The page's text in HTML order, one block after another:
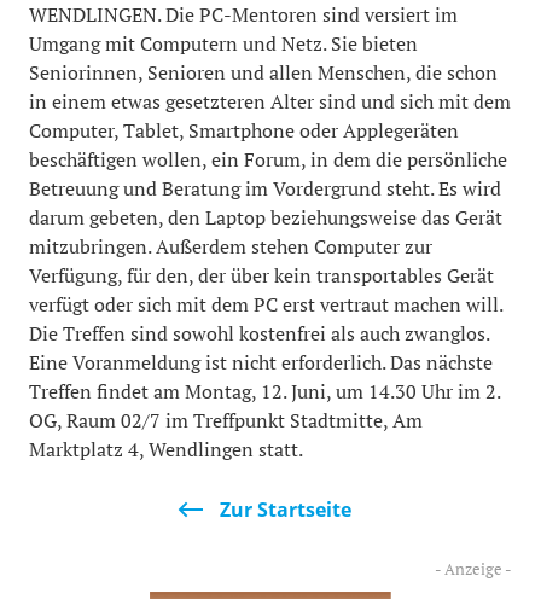
WENDLINGEN. Die PC-Mentoren sind versiert im
Umgang mit Computern und Netz. Sie bieten
Seniorinnen, Senioren und allen Menschen, die schon
in einem etwas gesetzteren Alter sind und sich mit dem
Computer, Tablet, Smartphone oder Applegeräten
beschäftigen wollen, ein Forum, in dem die persönliche
Betreuung und Beratung im Vordergrund steht. Es wird
darum gebeten, den Laptop beziehungsweise das Gerät
mitzubringen. Außerdem stehen Computer zur
Verfügung, für den, der über kein transportables Gerät
verfügt oder sich mit dem PC erst vertraut machen will.
Die Treffen sind sowohl kostenfrei als auch zwanglos.
Eine Voranmeldung ist nicht erforderlich. Das nächste
Treffen findet am Montag, 12. Juni, um 14.30 Uhr im 2.
OG, Raum 02/7 im Treffpunkt Stadtmitte, Am
Marktplatz 4, Wendlingen statt.
Zur Startseite